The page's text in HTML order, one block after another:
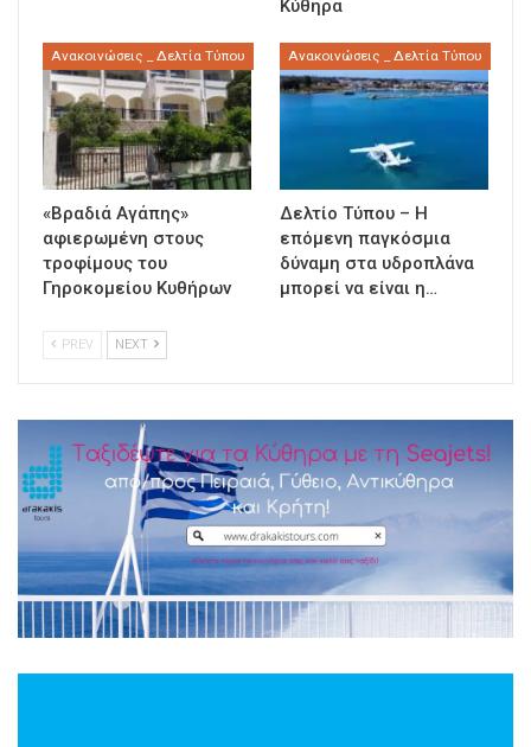
Κύθηρα
Ανακοινώσεις _ Δελτία Τύπου
«Βραδιά Αγάπης»
αφιερωμένη στους
τροφίμους του
Γηροκομείου Κυθήρων
Ανακοινώσεις _ Δελτία Τύπου
Δελτίο Τύπου – Η
επόμενη παγκόσμια
δύναμη στα υδροπλάνα
μπορεί να είναι η…
PREV NEXT